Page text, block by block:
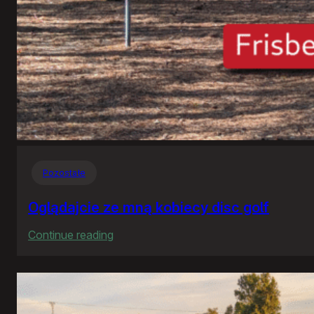
Pozostałe
Oglądajcie ze mną kobiecy disc golf
Continue reading
ze
kobiecy